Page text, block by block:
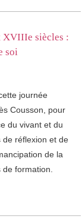
XVIIIe siècles :
soi
journée
Cousson, pour
du vivant et du
de réflexion et de
de la
de formation.